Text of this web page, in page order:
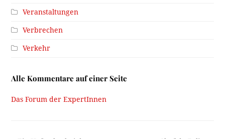
Veranstaltungen
Verbrechen
Verkehr
Alle Kommentare auf einer Seite
Das Forum der ExpertInnen